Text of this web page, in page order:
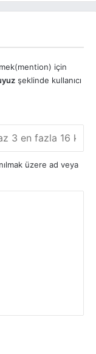
için
şeklinde kullanıcı
üzere ad veya